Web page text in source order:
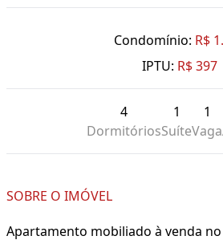
Condomínio: R$
IPTU: R$ 397
4
Dormitórios
1
Suíte
1
Vaga
SOBRE O IMÓVEL
Apartamento mobiliado à venda no